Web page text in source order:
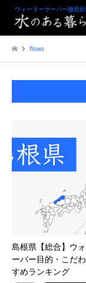
ウォーターサーバー徹底
flows
島根県【総合】ウ
ーバー目的・こだ
すめランキング